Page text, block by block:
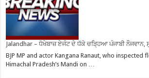
Jalandhar – ਧੋਖੇਬਾਜ਼ ਏਜੰਟ ਦੇ ਧੱਕੇ ਚੜ੍ਹਿਆ ਪੰਜਾਬੀ ਨੌਜਵਾਨ,
BJP MP and actor Kangana Ranaut, who
Himachal Pradesh’s Mandi on …